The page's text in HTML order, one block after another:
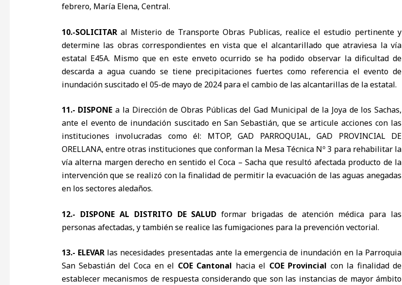
febrero, María Elena, Central.
10.-SOLICITARal Misterio de Transporte Obras Publicas, realice el estudio pertinente y
determine las obras correspondientes en vista que el alcantarillado que atraviesa la vía
estatal E45A. Mismo que en este enveto ocurrido se ha podido observar la dificultad de
descarda a agua cuando se tiene precipitaciones fuertes como referencia el evento de
inundación suscitado el 05-de mayo de 2024 para el cambio de las alcantarillas de la estatal.
11.- DISPONE a la Dirección de Obras Públicas del Gad Municipal de la Joya de los Sachas,
ante el evento de inundación suscitado en San Sebastián, que se articule acciones con las
instituciones involucradas como él: MTOP, GAD PARROQUIAL, GAD PROVINCIAL DE
ORELLANA, entre otras instituciones que conforman la Mesa Técnica Nº 3 para rehabilitar la
vía alterna margen derecho en sentido el Coca – Sacha que resultó afectada producto de la
intervención que se realizó con la finalidad de permitir la evacuación de las aguas anegadas
en los sectores aledaños.
12.- DISPONE AL DISTRITO DE SALUD formar brigadas de atención médica para las
personas afectadas, y también se realice las fumigaciones para la prevención vectorial.
13.- ELEVARlas necesidades presentadas ante la emergencia de inundación en la Parroquia
San Sebastián del Coca en el COE Cantonal hacia el COE Provincial con la finalidad de
establecer mecanismos de respuesta considerando que son las instancias de mayor ámbito